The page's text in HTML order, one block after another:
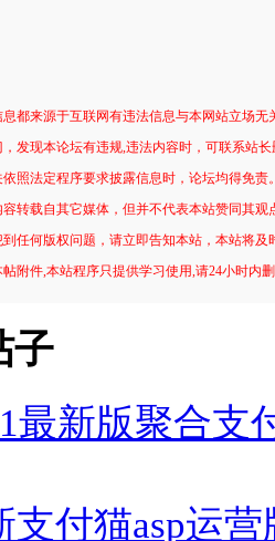
息都来源于互联网有违法信息与本网站立场无
发现本论坛有违规,违法内容时，可联系站
照法定程序要求披露信息时，论坛均得免责
转载自其它媒体，但并不代表本站赞同其观
任何版权问题，请立即告知本站，本站将及
附件,本站程序只提供学习使用,请24小时内
子
最新版聚合支
支付猫asp运